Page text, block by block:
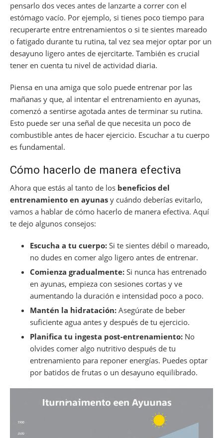
pensarlo dos veces antes de lanzarte a correr con el
estómago vacío. Por ejemplo, si tienes poco tiempo para
recuperarte entre entrenamientos o si te sientes mareado
o fatigado durante tu rutina, tal vez sea mejor optar por un
desayuno ligero antes de ejercitarte. También es crucial
tener en cuenta tu nivel de actividad diaria.
Piensa en una amiga que solo puede entrenar por las
mañanas y que, al intentar el entrenamiento en ayunas,
comenzó a sentirse agotada antes de terminar su rutina.
Esto puede ser una señal de que necesita un poco de
combustible antes de hacer ejercicio. Escuchar a tu cuerpo
es fundamental.
Cómo hacerlo de manera efectiva
Ahora que estás al tanto de los beneficios del
entrenamiento en ayunas y cuándo deberías evitarlo,
vamos a hablar de cómo hacerlo de manera efectiva. Aquí
te dejo algunos consejos:
Escucha a tu cuerpo: Si te sientes débil o mareado,
no dudes en comer algo ligero antes de entrenar.
Comienza gradualmente: Si nunca has entrenado
en ayunas, empieza con sesiones cortas y ve
aumentando la duración e intensidad poco a poco.
Mantén la hidratación: Asegúrate de beber
suficiente agua antes y después de tu ejercicio.
Planifica tu ingesta post-entrenamiento: No
olvides comer algo nutritivo después de tu
entrenamiento para reponer energías. Puedes optar
por batidos de frutas o un desayuno equilibrado.